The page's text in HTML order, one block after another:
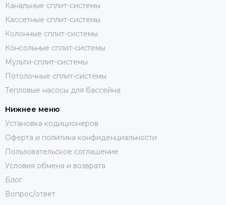
Канальные сплит-системы
Кассетные сплит-системы
Колонные сплит-системы
Консольные сплит-системы
Мульти-сплит-системы
Потолочные сплит-системы
Тепловые насосы для бассейна
Нижнее меню
Установка кодиционеров
Оферта и политика конфиденциальности
Пользовательское соглашение
Условия обмена и возврата
Блог
Вопрос/ответ